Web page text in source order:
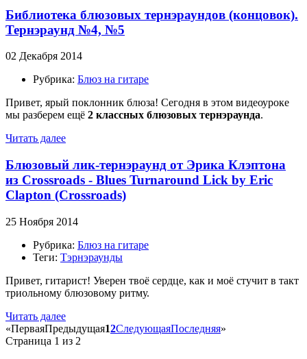
Библиотека блюзовых тернэраундов (концовок).
Тернэраунд №4, №5
02 Декабря 2014
Рубрика: Блюз на гитаре
Привет, ярый поклонник блюза! Сегодня в этом видеоуроке
мы разберем ещё 2 классных блюзовых тернэраунда.
Читать далее
Блюзовый лик-тернэраунд от Эрика Клэптона
из Crossroads - Blues Turnaround Lick by Eric
Clapton (Crossroads)
25 Ноября 2014
Рубрика: Блюз на гитаре
Теги: Тэрнэраунды
Привет, гитарист! Уверен твоё сердце, как и моё стучит в такт
триольному блюзовому ритму.
Читать далее
«ПерваяПредыдущая12СледующаяПоследняя»
Страница 1 из 2